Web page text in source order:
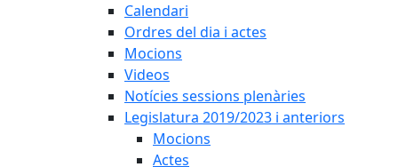
Calendari
Ordres del dia i actes
Mocions
Videos
Notícies sessions plenàries
Legislatura 2019/2023 i anteriors
Mocions
Actes